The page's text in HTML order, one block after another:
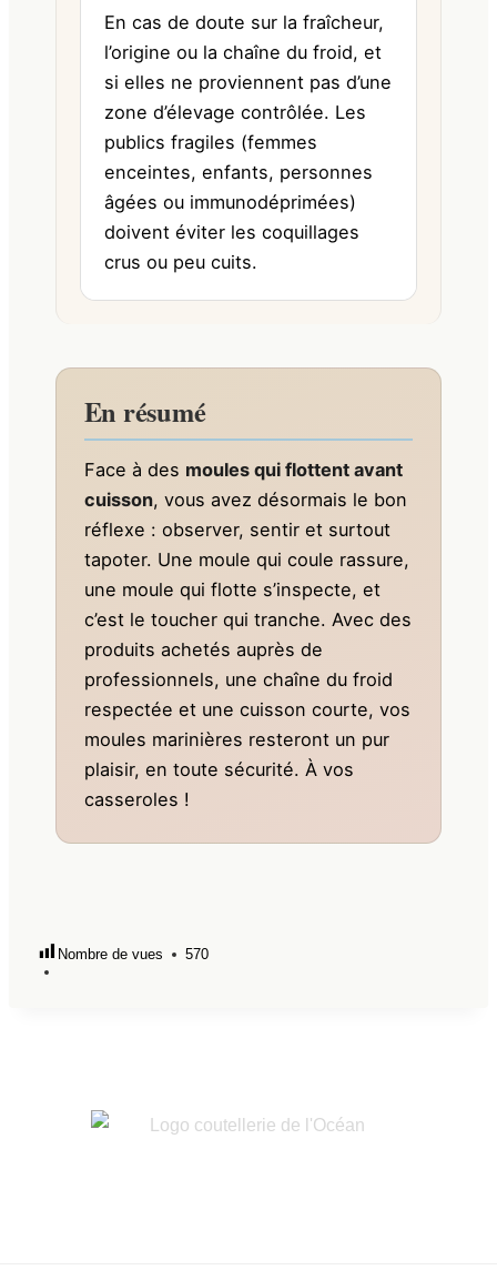
En cas de doute sur la fraîcheur,
l’origine ou la chaîne du froid, et
si elles ne proviennent pas d’une
zone d’élevage contrôlée. Les
publics fragiles (femmes
enceintes, enfants, personnes
âgées ou immunodéprimées)
doivent éviter les coquillages
crus ou peu cuits.
En résumé
Face à des moules qui flottent avant
cuisson, vous avez désormais le bon
réflexe : observer, sentir et surtout
tapoter. Une moule qui coule rassure,
une moule qui flotte s’inspecte, et
c’est le toucher qui tranche. Avec des
produits achetés auprès de
professionnels, une chaîne du froid
respectée et une cuisson courte, vos
moules marinières resteront un pur
plaisir, en toute sécurité. À vos
casseroles !
Nombre de vues 570